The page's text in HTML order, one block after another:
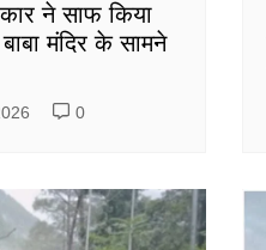
ने साफ किया
मंदिर के सामने
0